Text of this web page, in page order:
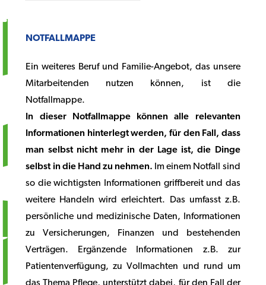
NOTFALLMAPPE
Ein weiteres Beruf und Familie-Angebot, das unsere
Mitarbeitenden nutzen können, ist die
Notfallmappe.
In dieser Notfallmappe können alle relevanten
Informationen hinterlegt werden, für den Fall, dass
man selbst nicht mehr in der Lage ist, die Dinge
selbst in die Hand zu nehmen. Im einem Notfall sind
so die wichtigsten Informationen griffbereit und das
weitere Handeln wird erleichtert. Das umfasst z.B.
persönliche und medizinische Daten, Informationen
zu Versicherungen, Finanzen und bestehenden
Verträgen. Ergänzende Informationen z.B. zur
Patientenverfügung, zu Vollmachten und rund um